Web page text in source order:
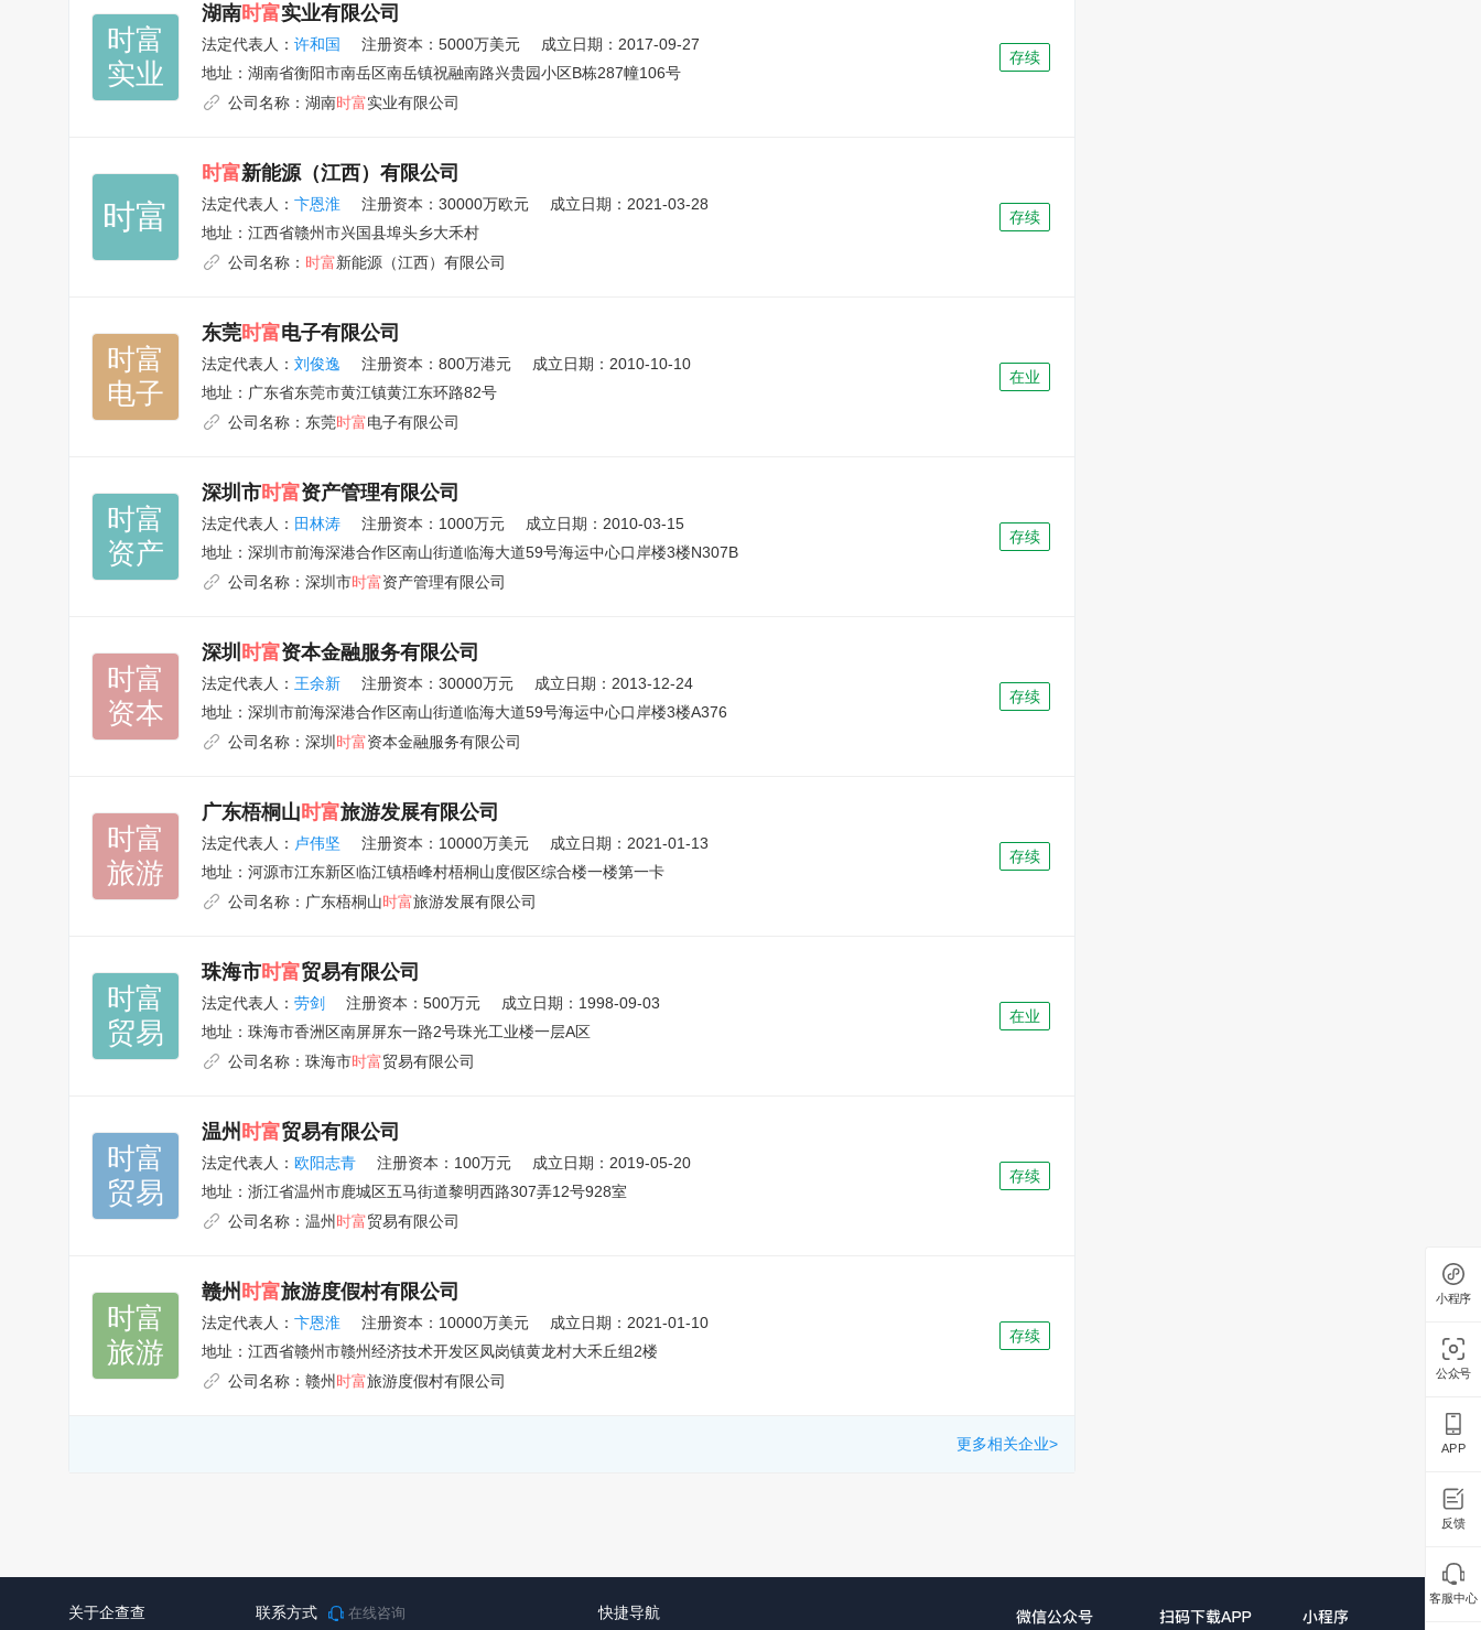
时富
实业
湖南时富实业有限公司
法定代表人： 许和国 注册资本：5000万美元
成立日期：2017-09-27
地址： 湖南省衡阳市南岳区南岳镇祝融南路兴贵园小区B栋287幢106号
公司名称： 湖南时富实业有限公司
存续
时富
时富新能源（江西）有限公司
法定代表人： 卞恩淮 注册资本：30000万欧元
成立日期：2021-03-28
地址： 江西省赣州市兴国县埠头乡大禾村
公司名称： 时富新能源（江西）有限公司
存续
时富
电子
东莞时富电子有限公司
法定代表人： 刘俊逸 注册资本：800万港元
成立日期：2010-10-10
地址： 广东省东莞市黄江镇黄江东环路82号
公司名称： 东莞时富电子有限公司
在业
时富
资产
深圳市时富资产管理有限公司
法定代表人： 田林涛 注册资本：1000万元
成立日期：2010-03-15
地址： 深圳市前海深港合作区南山街道临海大道59号海运中心口岸楼3楼N307B
公司名称： 深圳市时富资产管理有限公司
存续
时富
资本
深圳 时富资本金融服务有限公司
法定代表人： 王余新 注册资本：30000万元
成立日期：2013-12-24
地址： 深圳市前海深港合作区南山街道临海大道59号海运中心口岸楼3楼A376
公司名称： 深圳 时富资本金融服务有限公司
存续
时富
旅游
广东梧桐山时富旅游发展有限公司
法定代表人： 卢伟坚 注册资本：10000万美元
成立日期：2021-01-13
地址： 河源市江东新区临江镇梧峰村梧桐山度假区综合楼一楼第一卡
公司名称： 广东梧桐山时富旅游发展有限公司
存续
时富
贸易
珠海市时富贸易有限公司
法定代表人： 劳剑 注册资本：500万元
成立日期：1998-09-03
地址： 珠海市香洲区南屏屏东一路2号珠光工业楼一层A区
公司名称： 珠海市时富贸易有限公司
在业
时富
贸易
温州 时富贸易有限公司
法定代表人： 欧阳志青 注册资本：100万元
成立日期：2019-05-20
地址： 浙江省温州市鹿城区五马街道黎明西路307弄12号928室
公司名称： 温州 时富贸易有限公司
存续
时富
旅游
赣州 时富旅游度假村有限公司
法定代表人： 卞恩淮 注册资本：10000万美元
成立日期：2021-01-10
地址： 江西省赣州市赣州经济技术开发区凤岗镇黄龙村大禾丘组2楼
公司名称： 赣州 时富旅游度假村有限公司
存续
更多相关企业>
关于企查查 联系方式 在线咨询 快捷导航
小程序
公众号
APP
反馈
客服中心